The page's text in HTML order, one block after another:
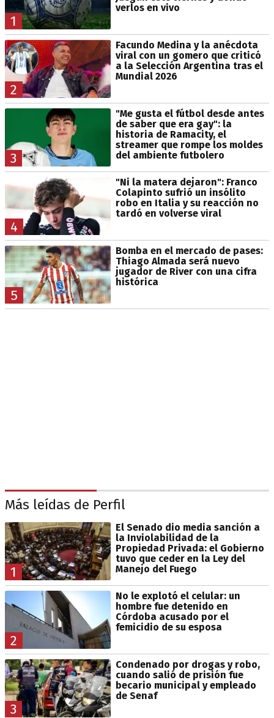
1
verlos en vivo
2
Facundo Medina y la anécdota
viral con un gomero que criticó
a la Selección Argentina tras el
Mundial 2026
3
"Me gusta el fútbol desde antes
de saber que era gay": la
historia de Ramacity, el
streamer que rompe los moldes
del ambiente futbolero
4
"Ni la matera dejaron": Franco
Colapinto sufrió un insólito
robo en Italia y su reacción no
tardó en volverse viral
5
Bomba en el mercado de pases:
Thiago Almada será nuevo
jugador de River con una cifra
histórica
Más leídas de Perfil
1
El Senado dio media sanción a
la Inviolabilidad de la
Propiedad Privada: el Gobierno
tuvo que ceder en la Ley del
Manejo del Fuego
2
No le explotó el celular: un
hombre fue detenido en
Córdoba acusado por el
femicidio de su esposa
3
Condenado por drogas y robo,
cuando salió de prisión fue
becario municipal y empleado
de Senaf